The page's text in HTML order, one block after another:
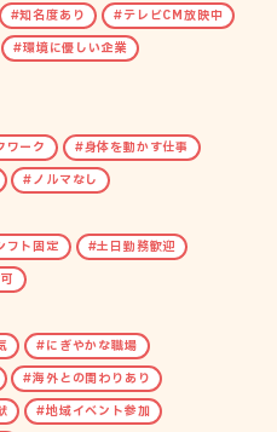
知名度あり
テレビCM放映中
環境に優しい企業
ワーク
身体を動かす仕事
ノルマなし
フト固定
土日勤務歓迎
にぎやかな職場
海外との関わりあり
地域イベント参加